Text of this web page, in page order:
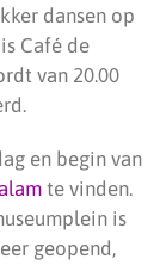
dansen op
Café de
van 20.00
en begin van
te vinden.
is
geopend,